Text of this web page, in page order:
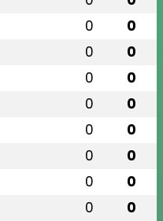
0 0
0 0
0 0
0 0
0 0
0 0
0 0
0 0